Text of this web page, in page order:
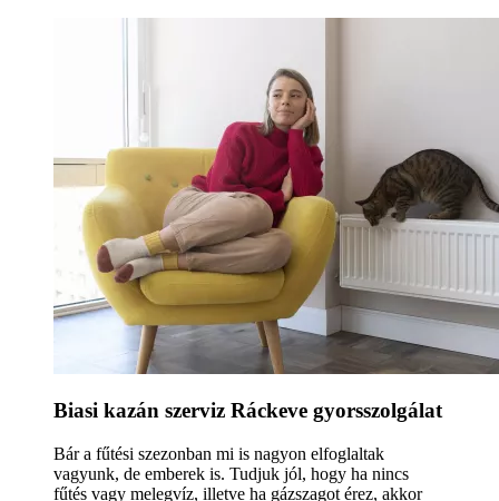
Biasi kazán szerviz Ráckeve gyorsszolgálat
Bár a fűtési szezonban mi is nagyon elfoglaltak
vagyunk, de emberek is. Tudjuk jól, hogy ha nincs
fűtés vagy melegvíz, illetve ha gázszagot érez, akkor